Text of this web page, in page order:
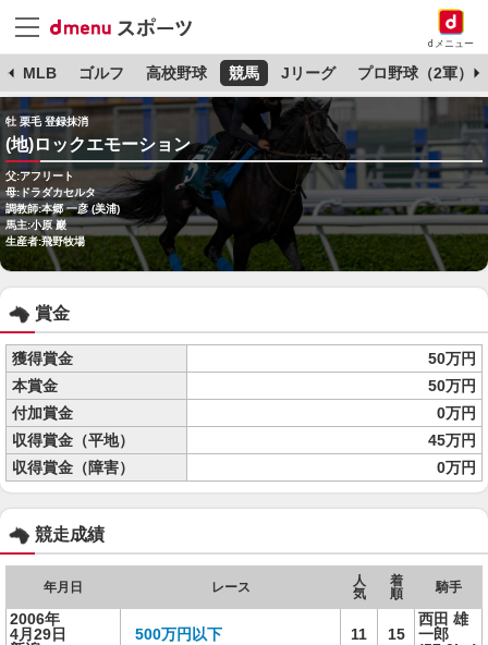
dメニュー
MLB ゴルフ 高校野球 競馬 Jリーグ プロ野球（2軍）
牡 栗毛 登録抹消
(地)ロックエモーション
父:アフリート
母:ドラダカセルタ
調教師:本郷 一彦 (美浦)
馬主:小原 巖
生産者:飛野牧場
賞金
獲得賞金
50万円
本賞金
50万円
付加賞金
0万円
収得賞金（平地）
45万円
収得賞金（障害）
0万円
競走成績
年月日 レース
人
気
着
順
騎手
2006年
4月29日
500万円以下 11 15
西田 雄
一郎